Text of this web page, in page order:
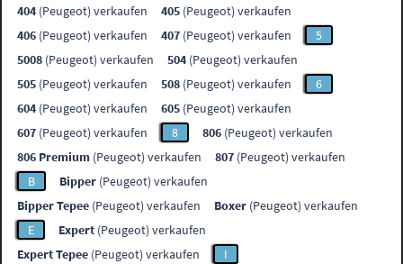
404 (Peugeot) verkaufen 405 (Peugeot) verkaufen
406 (Peugeot) verkaufen 407 (Peugeot) verkaufen
5
5008 (Peugeot) verkaufen 504 (Peugeot) verkaufen
505 (Peugeot) verkaufen 508 (Peugeot) verkaufen
6
604 (Peugeot) verkaufen 605 (Peugeot) verkaufen
607 (Peugeot) verkaufen 8 806 (Peugeot) verkaufen
806 Premium (Peugeot) verkaufen 807 (Peugeot) verkaufen
B
Bipper (Peugeot) verkaufen
Bipper Tepee (Peugeot) verkaufen Boxer (Peugeot) verkaufen
E
Expert (Peugeot) verkaufen
Expert Tepee (Peugeot) verkaufen
I